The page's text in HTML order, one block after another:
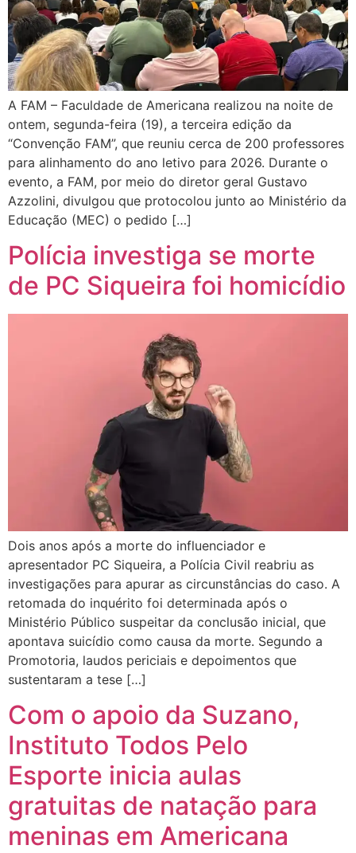
A FAM – Faculdade de Americana realizou na noite de
ontem, segunda-feira (19), a terceira edição da
“Convenção FAM”, que reuniu cerca de 200 professores
para alinhamento do ano letivo para 2026. Durante o
evento, a FAM, por meio do diretor geral Gustavo
Azzolini, divulgou que protocolou junto ao Ministério da
Educação (MEC) o pedido […]
Polícia investiga se morte
de PC Siqueira foi homicídio
Dois anos após a morte do influenciador e
apresentador PC Siqueira, a Polícia Civil reabriu as
investigações para apurar as circunstâncias do caso. A
retomada do inquérito foi determinada após o
Ministério Público suspeitar da conclusão inicial, que
apontava suicídio como causa da morte. Segundo a
Promotoria, laudos periciais e depoimentos que
sustentaram a tese […]
Com o apoio da Suzano,
Instituto Todos Pelo
Esporte inicia aulas
gratuitas de natação para
meninas em Americana